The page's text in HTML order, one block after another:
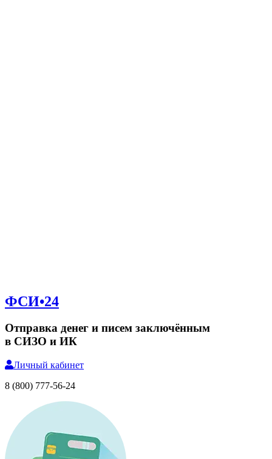
ФСИ•24
Отправка денег и писем заключённым
в СИЗО и ИК
Личный кабинет
8 (800) 777-56-24